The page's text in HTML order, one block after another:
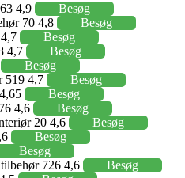
4,9
Besøg
70 4,8
Besøg
Besøg
4,7
Besøg
Besøg
519 4,7
Besøg
Besøg
4,6
Besøg
20 4,6
Besøg
Besøg
Besøg
726 4,6
Besøg